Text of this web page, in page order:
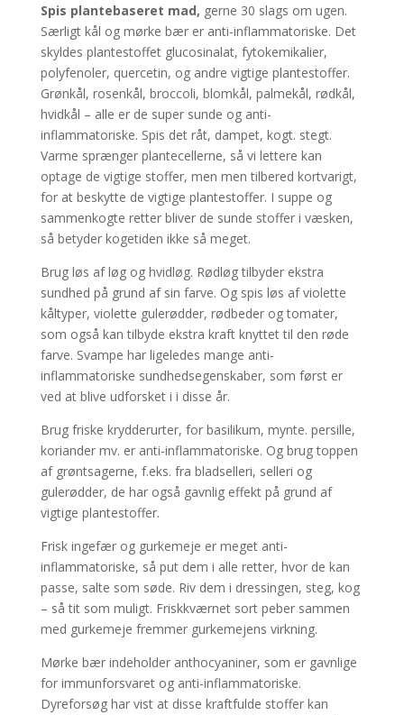
Spis plantebaseret mad, gerne 30 slags om ugen.
Særligt kål og mørke bær er anti-inflammatoriske. Det
skyldes plantestoffet glucosinalat, fytokemikalier,
polyfenoler, quercetin, og andre vigtige plantestoffer.
Grønkål, rosenkål, broccoli, blomkål, palmekål, rødkål,
hvidkål – alle er de super sunde og anti-
inflammatoriske. Spis det råt, dampet, kogt. stegt.
Varme sprænger plantecellerne, så vi lettere kan
optage de vigtige stoffer, men men tilbered kortvarigt,
for at beskytte de vigtige plantestoffer. I suppe og
sammenkogte retter bliver de sunde stoffer i væsken,
så betyder kogetiden ikke så meget.
Brug løs af løg og hvidløg. Rødløg tilbyder ekstra
sundhed på grund af sin farve. Og spis løs af violette
kåltyper, violette gulerødder, rødbeder og tomater,
som også kan tilbyde ekstra kraft knyttet til den røde
farve. Svampe har ligeledes mange anti-
inflammatoriske sundhedsegenskaber, som først er
ved at blive udforsket i i disse år.
Brug friske krydderurter, for basilikum, mynte. persille,
koriander mv. er anti-inflammatoriske. Og brug toppen
af grøntsagerne, f.eks. fra bladselleri, selleri og
gulerødder, de har også gavnlig effekt på grund af
vigtige plantestoffer.
Frisk ingefær og gurkemeje er meget anti-
inflammatoriske, så put dem i alle retter, hvor de kan
passe, salte som søde. Riv dem i dressingen, steg, kog
– så tit som muligt. Friskkværnet sort peber sammen
med gurkemeje fremmer gurkemejens virkning.
Mørke bær indeholder anthocyaniner, som er gavnlige
for immunforsvaret og anti-inflammatoriske.
Dyreforsøg har vist at disse kraftfulde stoffer kan